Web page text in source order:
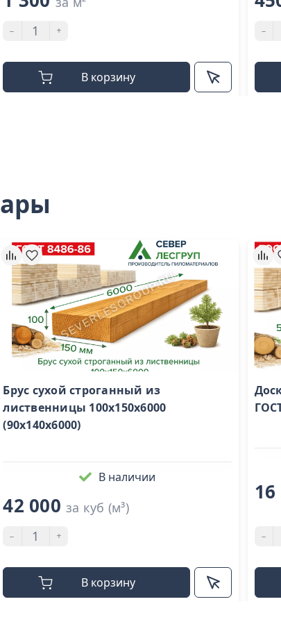
- +
В корзину
-
Брус сухой строганный из
лиственницы 100х150х6000
(90х140х6000)
В наличии
42 000за куб (м³)
- +
В корзину
16
-